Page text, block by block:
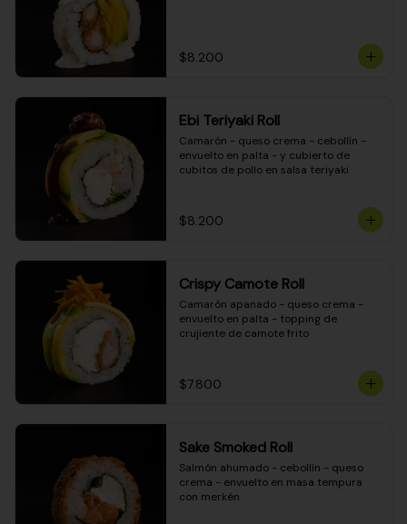
$8.200
Ebi Teriyaki Roll
Camarón - queso crema - cebollín -
envuelto en palta - y cubierto de
cubitos de pollo en salsa teriyaki
$8.200
Crispy Camote Roll
Camarón apanado - queso crema -
envuelto en palta - topping de
crujiente de camote frito
$7.800
Sake Smoked Roll
Salmón ahumado - cebollín - queso
crema - envuelto en masa tempura
con merkén